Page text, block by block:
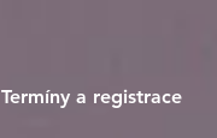
Termíny a registrace